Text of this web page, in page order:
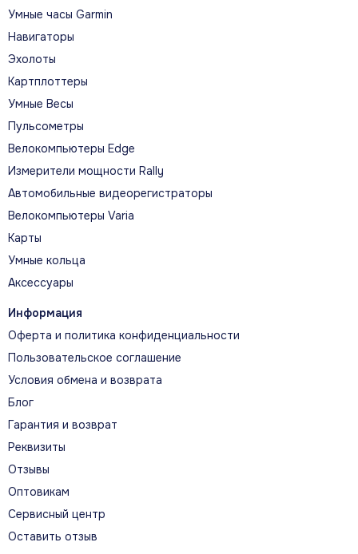
Умные часы Garmin
Навигаторы
Эхолоты
Картплоттеры
Умные Весы
Пульсометры
Велокомпьютеры Edge
Измерители мощности Rally
Автомобильные видеорегистраторы
Велокомпьютеры Varia
Карты
Умные кольца
Аксессуары
Информация
Оферта и политика конфиденциальности
Пользовательское соглашение
Условия обмена и возврата
Блог
Гарантия и возврат
Реквизиты
Отзывы
Оптовикам
Сервисный центр
Оставить отзыв